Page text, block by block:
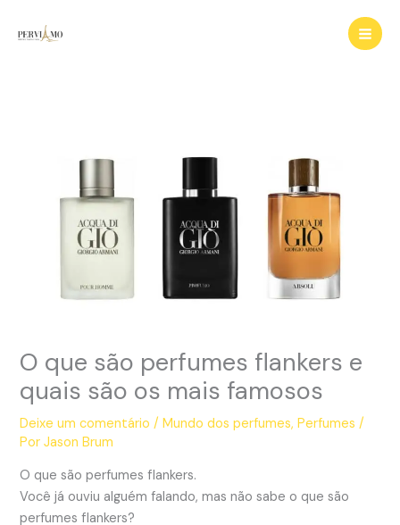
para
O que são perfumes flankers e
quais são os mais famosos
Deixe um comentário /Mundo dos perfumes,Perfumes /
PorJason Brum
O que são perfumes flankers.
Você já ouviu alguém falando, mas não sabe o que são
perfumes flankers?